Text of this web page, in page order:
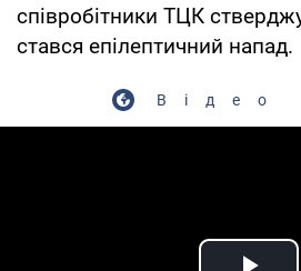
співробітники ТЦК
стався епілептичний напад.
Відео